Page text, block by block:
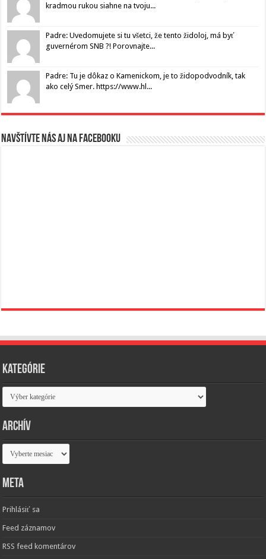
kradmou rukou siahne na tvoju...
Padre: Uvedomujete si tu všetci, že tento židoloj, má byť
guvernérom SNB ?! Porovnajte...
Padre: Tu je dôkaz o Kamenickom, je to židopodvodník, tak
ako celý Smer. https://www.hl...
Navštívte nás aj na Facebooku
Kategórie
Kategórie
Archív
Archív
Meta
Prihlásiť sa
Feed záznamov
RSS feed komentárov